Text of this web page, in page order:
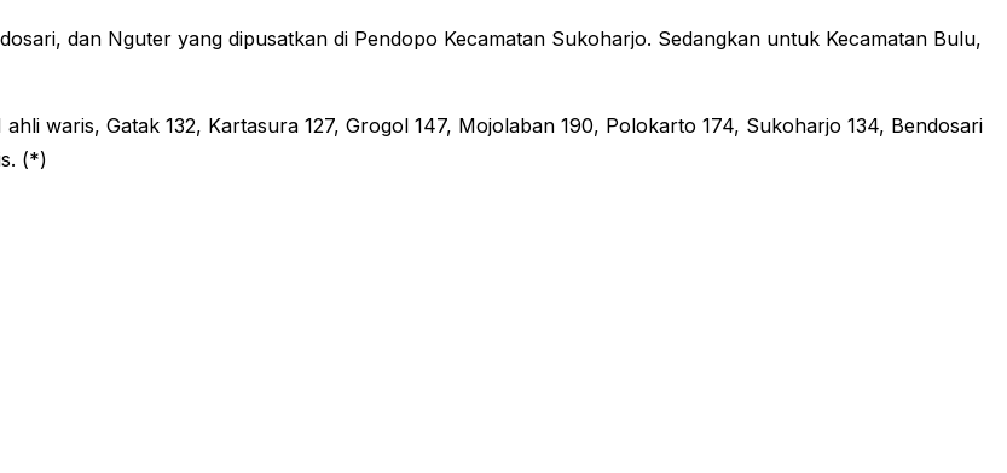
dan Nguter yang dipusatkan di Pendopo Kecamatan Sukoharjo. Sedangkan untuk Kecamatan Bulu,
waris, Gatak 132, Kartasura 127, Grogol 147, Mojolaban 190, Polokarto 174, Sukoharjo 134, Bendosari
(*)